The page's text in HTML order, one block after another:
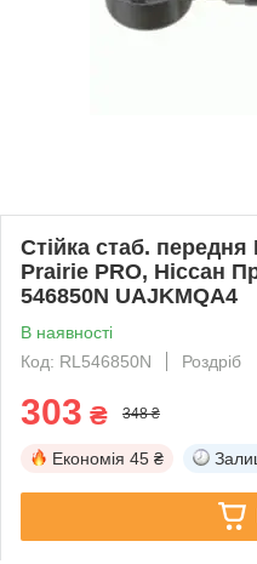
Стійка стаб.
Prairie PRO, Ніссан
546850N UAJKMQA4
В наявності
Код: RL546850N
Роздріб
303 ₴ 348 ₴
Економія 45 ₴